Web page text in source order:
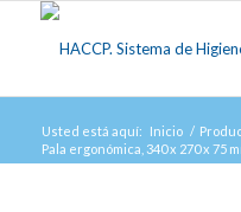
Usted está aquí: Inicio /
Pala ergonómica, 340 x 270 x 75